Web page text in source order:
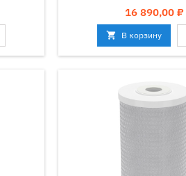
Цена
16 890,00 ₽
 В корзину